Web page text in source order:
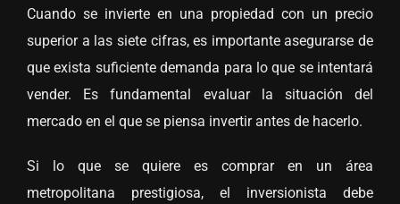
Cuando se invierte en una propiedad con un precio
superior a las siete cifras, es importante asegurarse de
que exista suficiente demanda para lo que se intentará
vender. Es fundamental evaluar la situación del
mercado en el que se piensa invertir antes de hacerlo.
Si lo que se quiere es comprar en un área
metropolitana prestigiosa, el inversionista debe